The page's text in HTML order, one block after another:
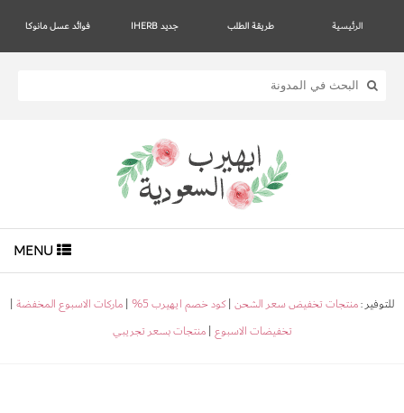
الرئيسية طريقة الطلب جديد IHERB فوائد عسل مانوكا
للتوفير :منتجات تخفيض سعر الشحن |كود خصم ايهيرب 5% |ماركات الاسبوع المخفضة |
تخفيضات الاسبوع |منتجات بسعر تجريبي